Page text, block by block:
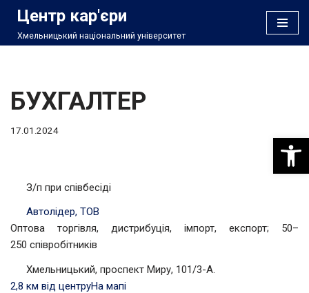
Перейти
Центр кар'єри
Хмельницький національний університет
БУХГАЛТЕР
17.01.2024
З/п при співбесіді
Автолідер, ТОВ
Оптова торгівля, дистрибуція, імпорт, експорт; 50–
250 співробітників
Хмельницький, проспект Миру, 101/3-А.
2,8 км від центруНа мапі